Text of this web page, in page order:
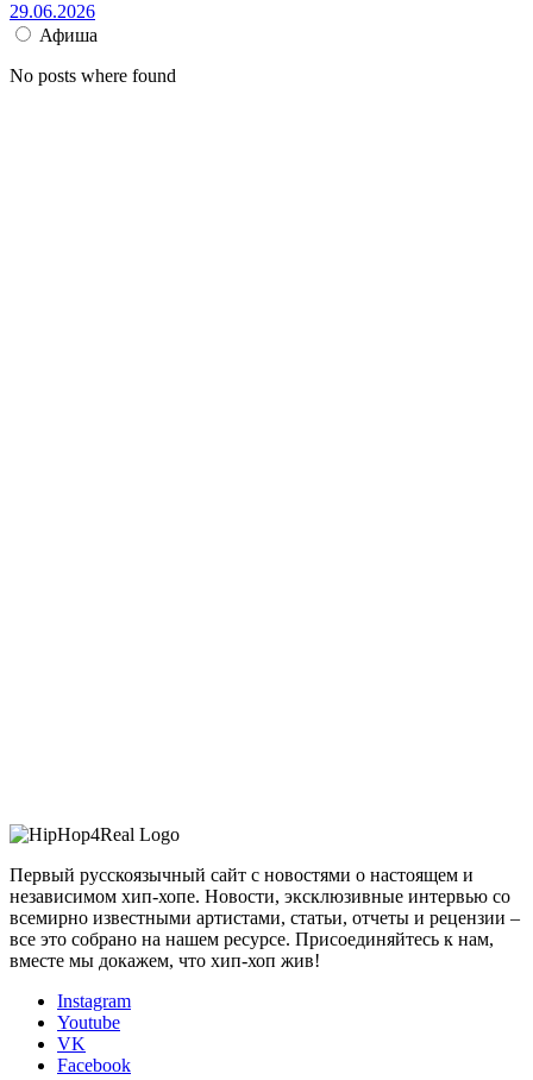
29.06.2026
Афиша
No posts where found
Первый русскоязычный сайт с новостями о настоящем и
независимом хип-хопе. Новости, эксклюзивные интервью со
всемирно известными артистами, статьи, отчеты и рецензии –
все это собрано на нашем ресурсе. Присоединяйтесь к нам,
вместе мы докажем, что хип-хоп жив!
Instagram
Youtube
VK
Facebook